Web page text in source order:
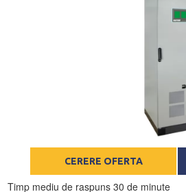
CERERE OFERTA
Timp mediu de raspuns 30 de minute